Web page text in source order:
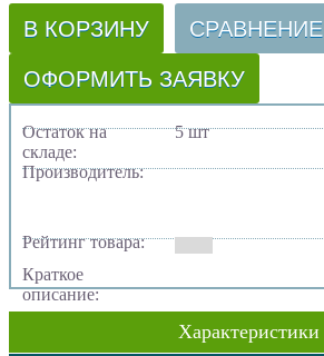
В КОРЗИНУ СРАВНЕНИЕ
ОФОРМИТЬ ЗАЯВКУ
Остаток на
складе:
5 шт
Производитель:
Рейтинг товара:
Краткое
описание:
Характеристики